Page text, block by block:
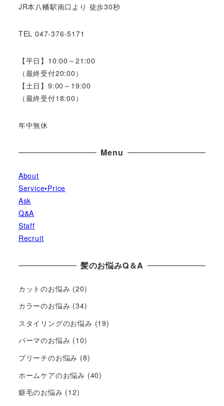
JR本八幡駅南口より 徒歩30秒
TEL 047-376-5171
【平日】10:00～21:00
（最終受付20:00）
【土日】9:00～19:00
（最終受付18:00）
年中無休
Menu
About
Service•Price
Ask
Q&A
Staff
Recruit
髪のお悩みQ＆A
カットのお悩み (20)
カラーのお悩み (34)
スタイリングのお悩み (19)
パーマのお悩み (10)
ブリーチのお悩み (8)
ホームケアのお悩み (40)
癖毛のお悩み (12)